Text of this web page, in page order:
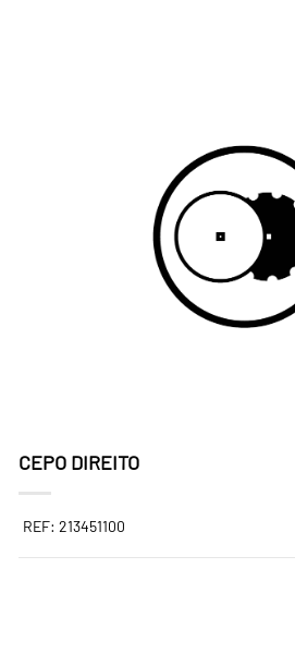
CEPO DIREITO
REF: 213451100